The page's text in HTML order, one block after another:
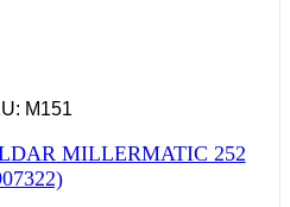
M151
MILLERMATIC 252